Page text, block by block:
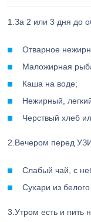
1.За 2 или 3 дня до
Отварное
Маложирная
Каша на воде;
Нежирный,
Черствый хлеб
2.Вечером перед
Слабый чай, с
Сухари из белого
3.Утром есть и пить